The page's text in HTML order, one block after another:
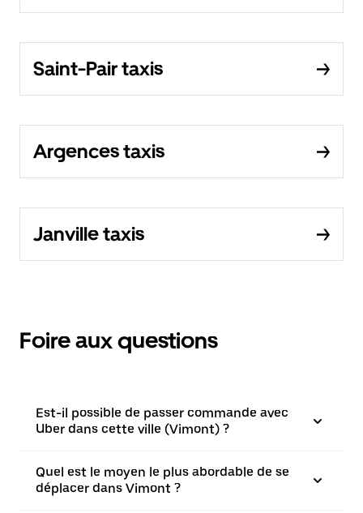
Saint-Pair taxis
Argences taxis
Janville taxis
Foire aux questions
Est-il possible de passer commande avec
Uber dans cette ville (Vimont) ?
Quel est le moyen le plus abordable de se
déplacer dans Vimont ?